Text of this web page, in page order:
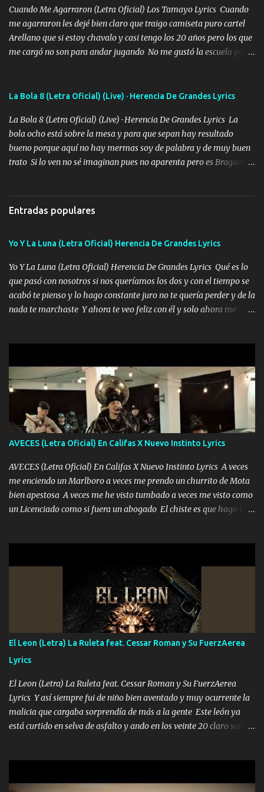
Cuando Me Agarraron (Letra Oficial) Los Tamayo Lyrics Cuando
me agarraron les dejé bien claro que traigo camiseta puro cartel
Arellano que si estoy chavalo y casi tengo los 20 años pero los que
me cargó no son para andar jugando No me gustó la escuela pero
firme el legado que si como me llamó varios ya se han preguntado
fajado y mi R terciado me van a ver allá por TJ para un licenciado
mando un abrazo andamos al cien Choritas también Música
Ando en la colonia bien acelerado traigo un M2 que nunca me ha
fallado para mi compadre mandó un fuerte abrazo también al
tomando con mujeres hermosas y botellas destapando siempre
bien cuidado bien atrabancado y a los que me conocen ya saben de
La Bola 8 (Letra Oficial) (Live) · Herencia De Grandes Lyrics
La Bola 8 (Letra Oficial) (Live) · Herencia De Grandes Lyrics La
bola ocho está sobre la mesa y para que sepan hay resultado
bueno porque aquí no hay mermas soy de palabra y de muy buen
trato Si lo ven no sé imaginan pues no aparenta pero es Bragado a
lo primero que cualquier cosa es un gran regalo Siempre me van a
ver solo más no ando solo ai ta el aparato con cargador extendido
cuidan los santos y mi Dios cada día con mas ganas le doy todo
por un futuro mejor Música Empecé desde los trece y hasta la
fecha aún sigo vigente no soy manchado soy bueno pero si me
alteró de repente Mi carnal Abel aun lado ni uno con el otro no se
ha rajado pal Chinchillas un saludo y para un amigo que está en
Peñasco Me fajó una Glock al cinto y de Louis Vuitton son mis
Entradas populares
Yo Y La Luna (Letra Oficial) Herencia De Grandes Lyrics
Yo Y La Luna (Letra Oficial) Herencia De Grandes Lyrics Qué es lo
que pasó con nosotros si nos queríamos los dos y con el tiempo se
acabó te pienso y lo hago constante juro no te quería perder y de la
nada te marchaste Y ahora te veo feliz con él y solo ahora me
pero eso ya no va a pasar me perderé en la soledad Porque me
mirabas bonito si yo no fui el final feliz el final fue triste pa mí Y
duele no tenerte aquí sabiendo que moría por ti yo y la luna
cantamos y por ti nos embriagamos Quién sabe qué será de mí si
contigo fui muy feliz a lo mejor no lloró pero muy en el fondo te
adoro
AVECES (Letra Oficial) En Califas X Nuevo Instinto Lyrics
AVECES (Letra Oficial) En Califas X Nuevo Instinto Lyrics A veces
me enciendo un Marlboro a veces me prendo un churrito de Mota
bien apestosa A veces me he visto tumbado a veces me visto como
un Licenciado como si fuera un abogado El chiste es que hago lo
corriente no quieren verte subir de level trucha mis plebes Música
A veces me pongo un sombrero a veces me ven la cachucha de lado
con la mirada siempre en alto A veces me fajó una super o a veces
me fajó una Glock siempre armado todas las generaciones yo
traigo El chiste es que hago lo que quiero pues así soy me mandó
yo tengo el control a todos yo les paro el dedo soy hocicon un
malcriado un malandrón Que Les importa no saben nada falsas
las risas las que me miran hay gente corriente no quieren ve...
El Leon (Letra) La Ruleta feat. Cessar Roman y Su FuerzAerea
Lyrics
El Leon (Letra) La Ruleta feat. Cessar Roman y Su FuerzAerea
Lyrics Y así siempre fui de niño bien aventado y muy ocurrente la
malicia que cargaba sorprendía de más a la gente Este león ya
está curtido en selva de asfalto y ando en los veinte 20 claro son
pa más pues hay charola les voy a dar hasta topar pues no hay de